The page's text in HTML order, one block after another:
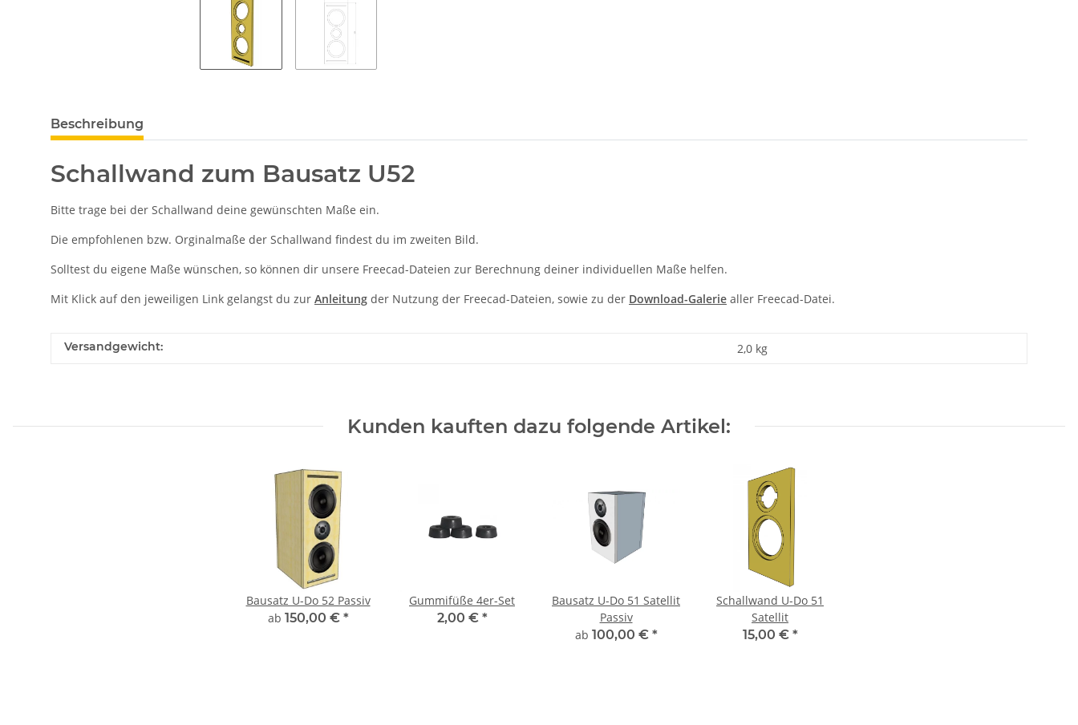
Beschreibung
Schallwand zum Bausatz U52
Bitte trage bei der Schallwand deine gewünschten Maße ein.
Die empfohlenen bzw. Orginalmaße der Schallwand findest du im zweiten Bild.
Solltest du eigene Maße wünschen, so können dir unsere Freecad-Dateien zur Berechnung deiner individuellen Maße helfen.
Mit Klick auf den jeweiligen Link gelangst du zur Anleitung der Nutzung der Freecad-Dateien, sowie zu der Download-Galerie aller Freecad-Datei.
Versandgewicht: 2,0 kg
Kunden kauften dazu folgende Artikel:
Bausatz U-Do 52 Passiv
ab 150,00 € *
Gummifüße 4er-Set
2,00 € *
Bausatz U-Do 51 Satellit
Passiv
ab 100,00 € *
Schallwand U-Do 51
Satellit
15,00 € *